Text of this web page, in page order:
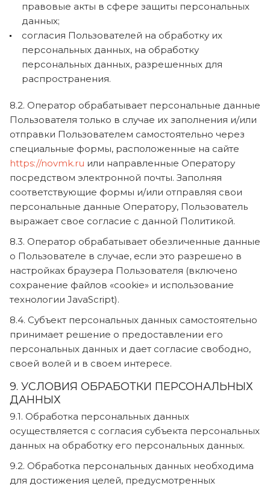
правовые акты в сфере защиты персональных
данных;
согласия Пользователей на обработку их
персональных данных, на обработку
персональных данных, разрешенных для
распространения.
8.2. Оператор обрабатывает персональные данные
Пользователя только в случае их заполнения и/или
отправки Пользователем самостоятельно через
специальные формы, расположенные на сайте
https://novmk.ru или направленные Оператору
посредством электронной почты. Заполняя
соответствующие формы и/или отправляя свои
персональные данные Оператору, Пользователь
выражает свое согласие с данной Политикой.
8.3. Оператор обрабатывает обезличенные данные
о Пользователе в случае, если это разрешено в
настройках браузера Пользователя (включено
сохранение файлов «cookie» и использование
технологии JavaScript).
8.4. Субъект персональных данных самостоятельно
принимает решение о предоставлении его
персональных данных и дает согласие свободно,
своей волей и в своем интересе.
9. УСЛОВИЯ ОБРАБОТКИ ПЕРСОНАЛЬНЫХ
ДАННЫХ
9.1. Обработка персональных данных
осуществляется с согласия субъекта персональных
данных на обработку его персональных данных.
9.2. Обработка персональных данных необходима
для достижения целей, предусмотренных